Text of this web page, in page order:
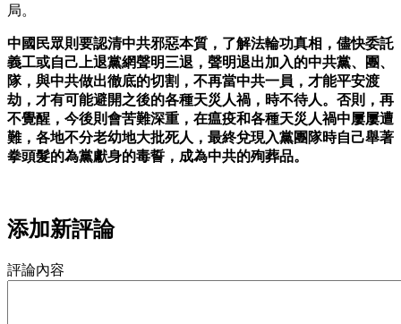
局。
中國民眾則要認清中共邪惡本質，了解法輪功真相，儘快委託
義工或自己上退黨網聲明三退，聲明退出加入的中共黨、團、
隊，與中共做出徹底的切割，不再當中共一員，才能平安渡
劫，才有可能避開之後的各種天災人禍，時不待人。否則，再
不覺醒，今後則會苦難深重，在瘟疫和各種天災人禍中屢屢遭
難，各地不分老幼地大批死人，最終兌現入黨團隊時自己舉著
拳頭髮的為黨獻身的毒誓，成為中共的殉葬品。
添加新評論
評論內容